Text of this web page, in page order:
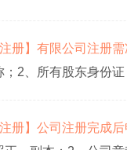
册】有限公司注册需
；2、所有股东身份
册】公司注册完成